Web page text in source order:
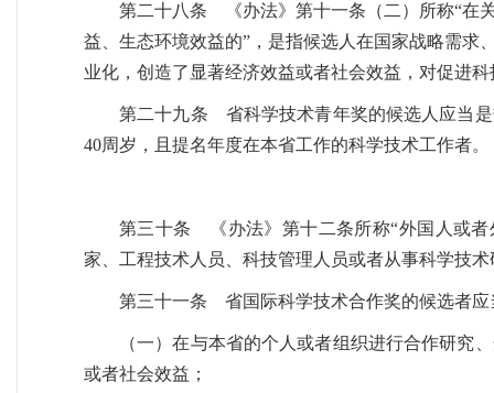
第二十八条 《办法》第十一条（二）所称“在
益、生态环境效益的”，是指候选人在国家战略需
业化，创造了显著经济效益或者社会效益，对促进
第二十九条 省科学技术青年奖的候选人应当
40周岁，且提名年度在本省工作的科学技术工作者。
第三十条 《办法》第十二条所称“外国人或者
家、工程技术人员、科技管理人员或者从事科学技
第三十一条 省国际科学技术合作奖的候选者应
（一）在与本省的个人或者组织进行合作研究
或者社会效益；